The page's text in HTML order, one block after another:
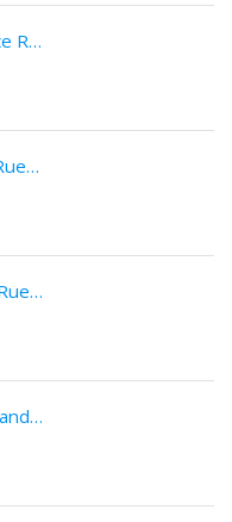
Caisse d'Epargne Dinard 2 Place Rochaid
Caisse d'Epargne Ploubalay 9 Rue Du Colonel Pléven
Caisse d'Epargne Saint-James Rue de La Libération
Caisse d'Epargne Sartilly 48 Grande Rue